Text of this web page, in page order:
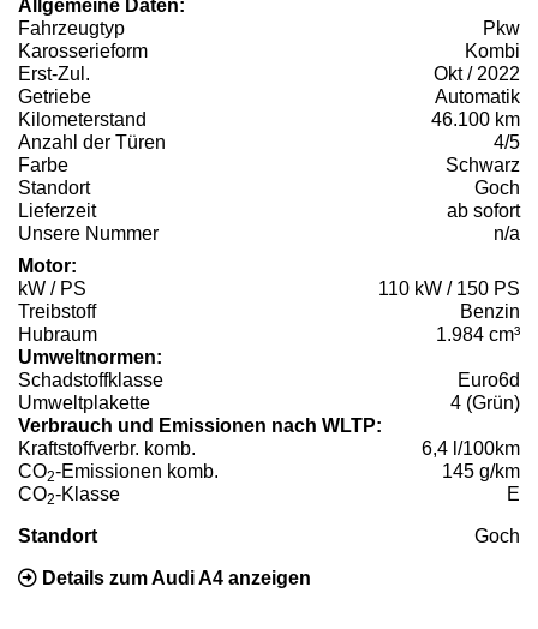
Allgemeine Daten:
Fahrzeugtyp
Pkw
Karosserieform
Kombi
Erst-Zul.
Okt / 2022
Getriebe
Automatik
Kilometerstand
46.100 km
Anzahl der Türen
4/5
Farbe
Schwarz
Standort
Goch
Lieferzeit
ab sofort
Unsere Nummer
n/a
Motor:
kW / PS
110 kW / 150 PS
Treibstoff
Benzin
Hubraum
1.984 cm³
Umweltnormen:
Schadstoffklasse
Euro6d
Umweltplakette
4 (Grün)
Verbrauch und Emissionen nach WLTP:
Kraftstoffverbr. komb.
6,4 l/100km
CO2-Emissionen komb.
145 g/km
CO2-Klasse E
Standort Goch
Details zum Audi A4 anzeigen